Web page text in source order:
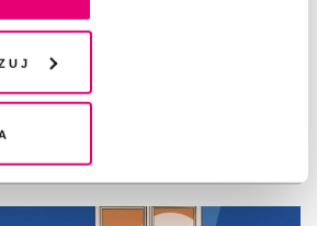
w zakładce "Ustawienia
zgody nie wpływa na
danych przed jej wycofaniem
istnieje